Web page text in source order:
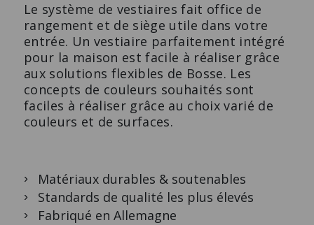
Le système de vestiaires fait office de
rangement et de siège utile dans votre
entrée. Un vestiaire parfaitement intégré
pour la maison est facile à réaliser grâce
aux solutions flexibles de Bosse. Les
concepts de couleurs souhaités sont
faciles à réaliser grâce au choix varié de
couleurs et de surfaces.
Matériaux durables & soutenables
Standards de qualité les plus élevés
Fabriqué en Allemagne